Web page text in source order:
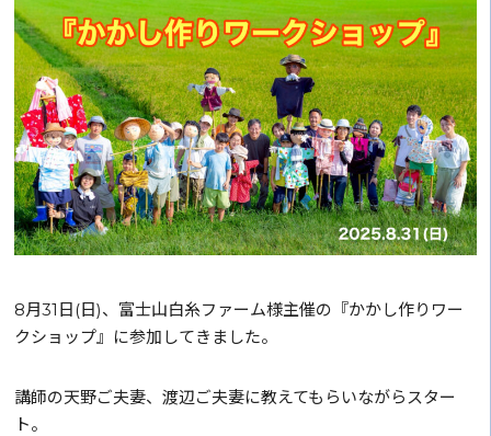
8月31日(日)、富士山白糸ファーム様主催の『かかし作りワー
クショップ』に参加してきました。
講師の天野ご夫妻、渡辺ご夫妻に教えてもらいながらスター
ト。